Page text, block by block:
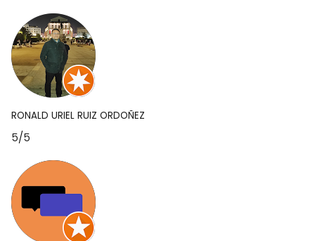
RONALD URIEL RUIZ ORDOÑEZ
5/5